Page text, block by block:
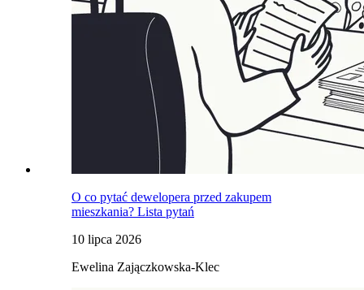
O co pytać dewelopera przed zakupem
mieszkania? Lista pytań
10 lipca 2026
Ewelina Zajączkowska-Klec